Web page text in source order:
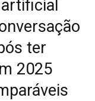
ter
2025